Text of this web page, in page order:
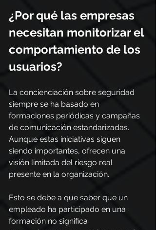
¿Por qué las empresas
necesitan monitorizar el
comportamiento de los
usuarios?
La concienciación sobre seguridad
siempre se ha basado en
formaciones periódicas y campañas
de comunicación estandarizadas.
Aunque estas iniciativas siguen
siendo importantes, ofrecen una
visión limitada del riesgo real
presente en la organización.
Esto se debe a que saber que un
empleado ha participado en una
formación no significa